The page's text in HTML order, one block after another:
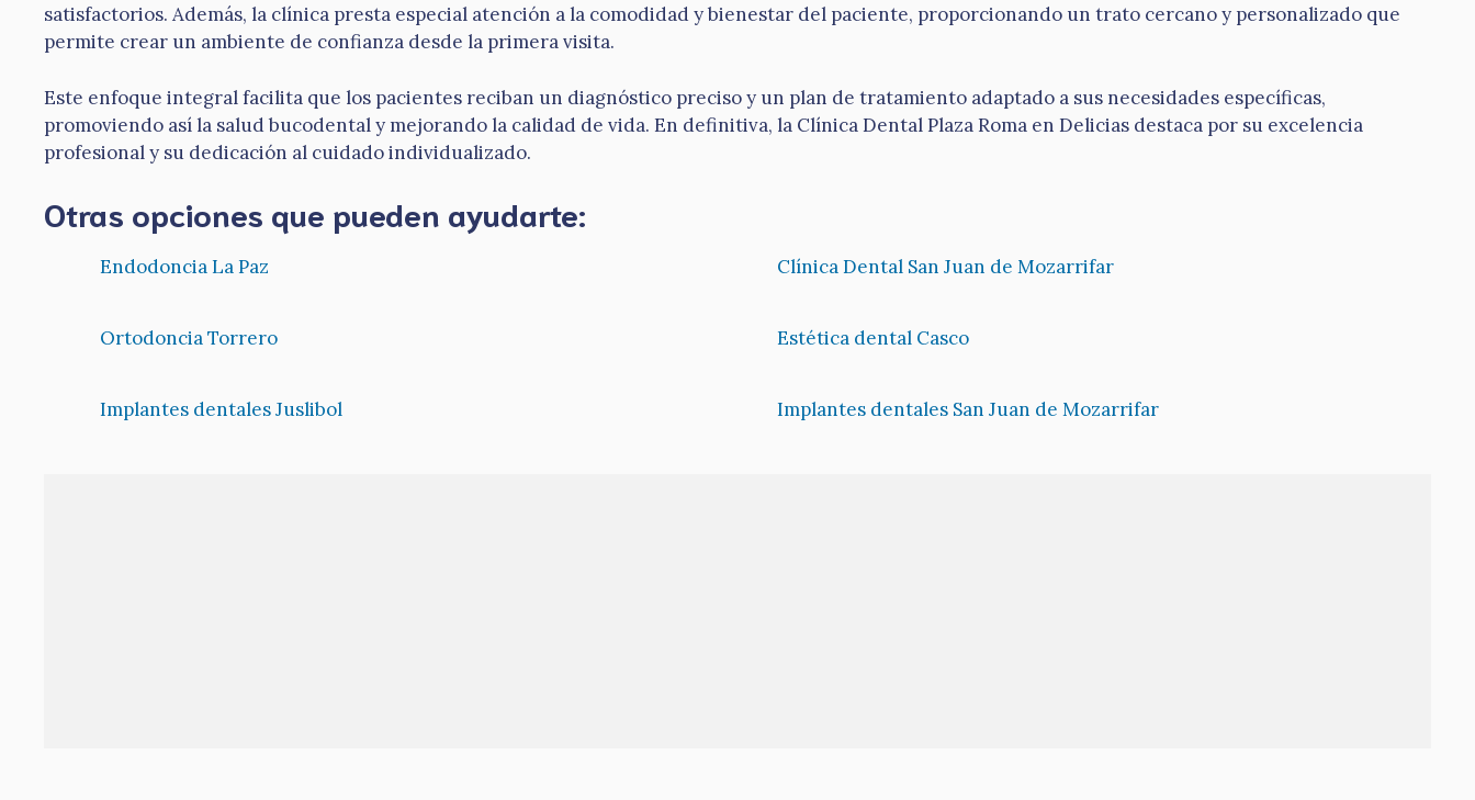
satisfactorios. Además, la clínica presta especial atención a la comodidad y bienestar del paciente, proporcionando un trato cercano y personalizado que
permite crear un ambiente de confianza desde la primera visita.
Este enfoque integral facilita que los pacientes reciban un diagnóstico preciso y un plan de tratamiento adaptado a sus necesidades específicas,
promoviendo así la salud bucodental y mejorando la calidad de vida. En definitiva, la Clínica Dental Plaza Roma en Delicias destaca por su excelencia
profesional y su dedicación al cuidado individualizado.
Otras opciones que pueden ayudarte:
Endodoncia La Paz Clínica Dental San Juan de Mozarrifar
Ortodoncia Torrero Estética dental Casco
Implantes dentales Juslibol Implantes dentales San Juan de Mozarrifar